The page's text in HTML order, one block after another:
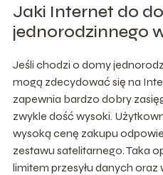
Jaki Internet do
jednorodzinnego
Jeśli chodzi o domy
mogą zdecydować się na
zapewnia bardzo dobry
zwykle dość wysoki.
wysoką cenę zakupu
zestawu satelitarnego. Taka
limitem przesyłu danych